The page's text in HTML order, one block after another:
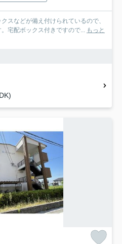
スなどが備え付けられているので、
宅配ボックス付きですので... もっと